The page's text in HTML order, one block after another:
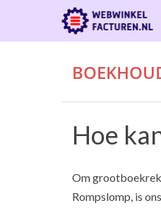
Hoe
Om
Rompslomp, is